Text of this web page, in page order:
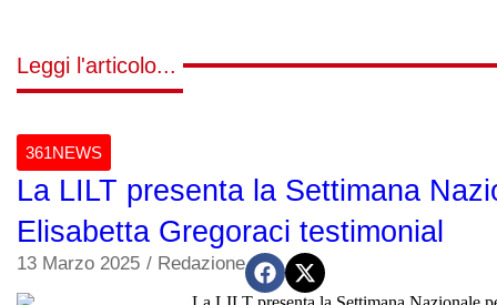
Leggi l'articolo...
361NEWS
La LILT presenta la Settimana
Elisabetta Gregoraci testimonial
13 Marzo 2025 / Redazione